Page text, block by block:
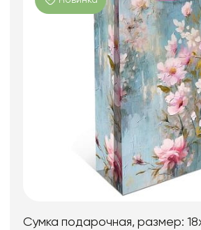
Сумка подарочная, размер: